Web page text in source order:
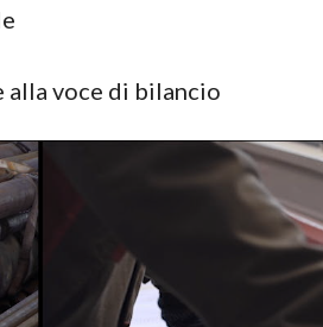
alla voce di bilancio